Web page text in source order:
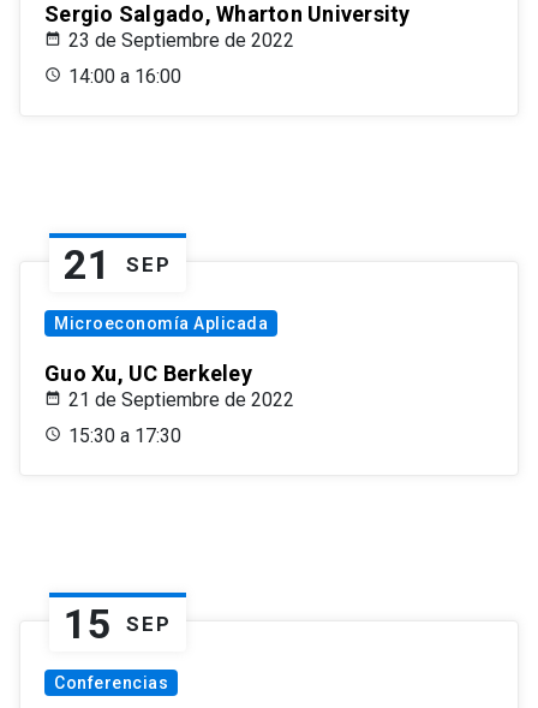
Sergio Salgado, Wharton University
23 de Septiembre de 2022
14:00 a 16:00
21 SEP
Microeconomía Aplicada
Guo Xu, UC Berkeley
21 de Septiembre de 2022
15:30 a 17:30
15 SEP
Conferencias